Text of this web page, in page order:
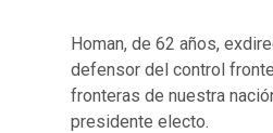
Homan, de 62 años,
defensor del control
fronteras de nuestra
presidente electo.